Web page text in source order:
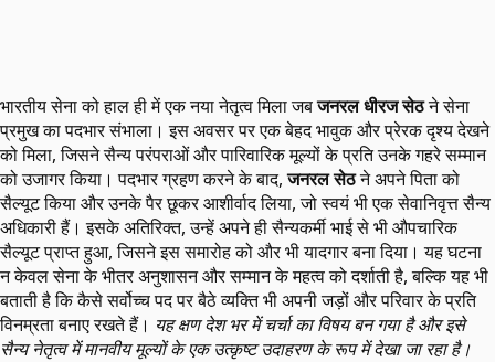
भारतीय सेना को हाल ही में एक नया नेतृत्व मिला जबजनरल धीरज सेठने सेना
प्रमुख का पदभार संभाला। इस अवसर पर एक बेहद भावुक और प्रेरक दृश्य देखने
को मिला, जिसने सैन्य परंपराओं और पारिवारिक मूल्यों के प्रति उनके गहरे सम्मान
को उजागर किया। पदभार ग्रहण करने के बाद,जनरल सेठने अपने पिता को
सैल्यूट किया और उनके पैर छूकर आशीर्वाद लिया, जो स्वयं भी एक सेवानिवृत्त सैन्य
अधिकारी हैं। इसके अतिरिक्त, उन्हें अपने ही सैन्यकर्मी भाई से भी औपचारिक
सैल्यूट प्राप्त हुआ, जिसने इस समारोह को और भी यादगार बना दिया। यह घटना
न केवल सेना के भीतर अनुशासन और सम्मान के महत्व को दर्शाती है, बल्कि यह भी
बताती है कि कैसे सर्वोच्च पद पर बैठे व्यक्ति भी अपनी जड़ों और परिवार के प्रति
विनम्रता बनाए रखते हैं। यह क्षण देश भर में चर्चा का विषय बन गया है और इसे
सैन्य नेतृत्व में मानवीय मूल्यों के एक उत्कृष्ट उदाहरण के रूप में देखा जा रहा है।